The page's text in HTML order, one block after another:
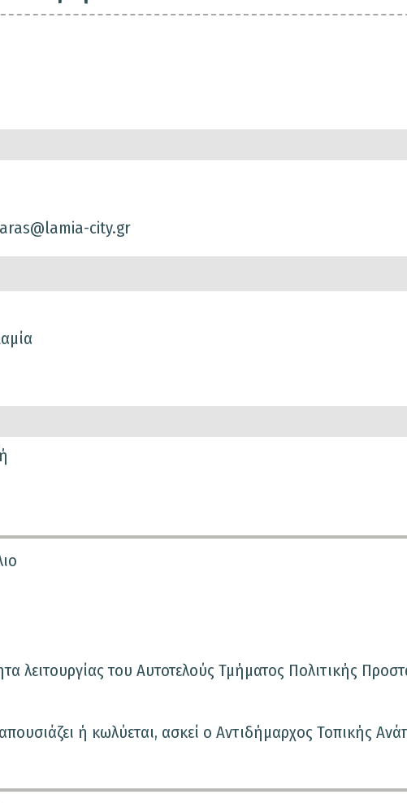
city.gr
λειτουργίας του Αυτοτελούς Τμήματος Πολιτικής
ή κωλύεται, ασκεί ο Αντιδήμαρχος Τοπικής